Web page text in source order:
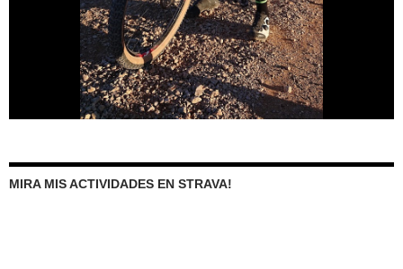
MIRA MIS ACTIVIDADES EN STRAVA!